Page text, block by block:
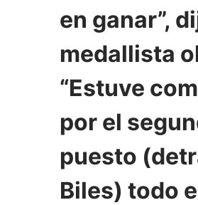
en ganar”,
medallista
“Estuve
por el
puesto
Biles) todo